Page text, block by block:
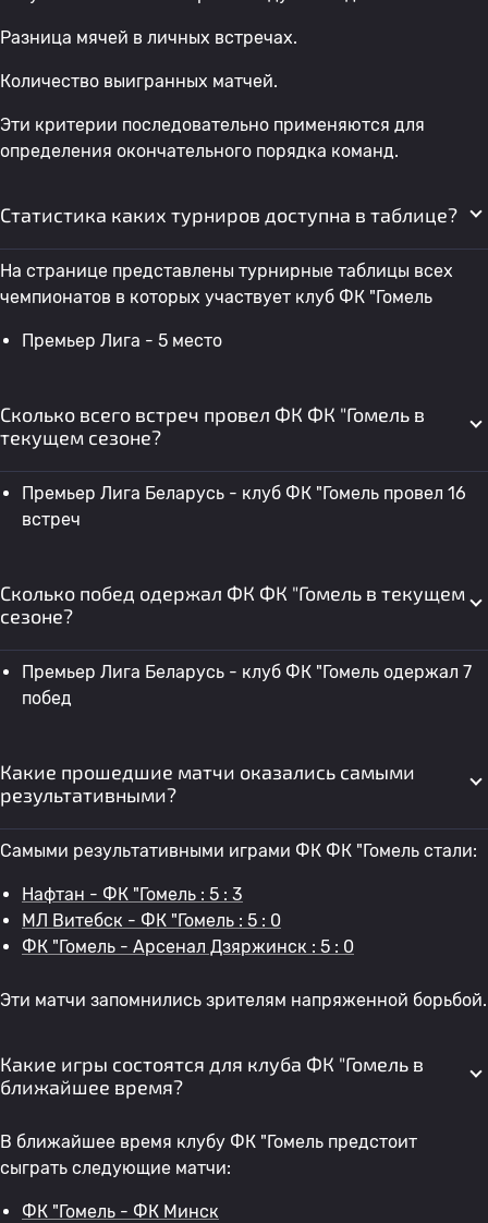
Разница мячей в личных встречах.
Количество выигранных матчей.
Эти критерии последовательно применяются для
определения окончательного порядка команд.
Статистика каких турниров доступна в таблице?
На странице представлены турнирные таблицы всех
чемпионатов в которых участвует клуб ФК "Гомель
Премьер Лига - 5 место
Сколько всего встреч провел ФК ФК "Гомель в
текущем сезоне?
Премьер Лига Беларусь - клуб ФК "Гомель провел 16
встреч
Сколько побед одержал ФК ФК "Гомель в текущем
сезоне?
Премьер Лига Беларусь - клуб ФК "Гомель одержал 7
побед
Какие прошедшие матчи оказались самыми
результативными?
Самыми результативными играми ФК ФК "Гомель стали:
Нафтан - ФК "Гомель : 5 : 3
МЛ Витебск - ФК "Гомель : 5 : 0
ФК "Гомель - Арсенал Дзяржинск : 5 : 0
Эти матчи запомнились зрителям напряженной борьбой.
Какие игры состоятся для клуба ФК "Гомель в
ближайшее время?
В ближайшее время клубу ФК "Гомель предстоит
сыграть следующие матчи:
ФК "Гомель - ФК Минск